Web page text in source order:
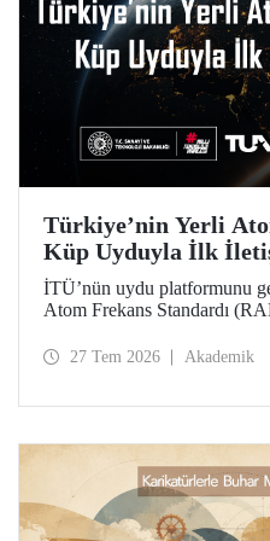
Türkiye’nin Yerli
Küp Uyduyla İlk
İTÜ’nün uydu platformunu
Atom Frekans Standardı
başarılı şekilde iletişim
27 Tem 2026 Akademik